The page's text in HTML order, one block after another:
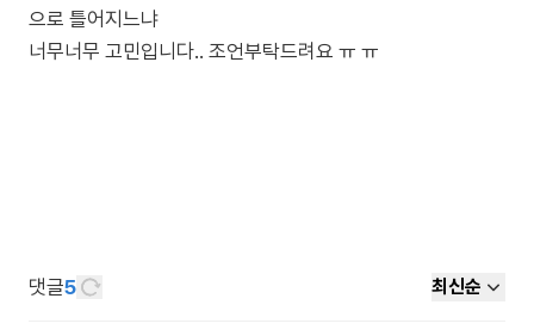
으로 틀어지느냐
너무너무 고민입니다.. 조언부탁드려요 ㅠ ㅠ
댓글5 최신순